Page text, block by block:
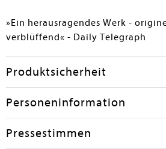
»Ein herausragendes Werk -
verblüffend« - Daily Telegraph
Produktsicherheit
Personeninformation
Pressestimmen